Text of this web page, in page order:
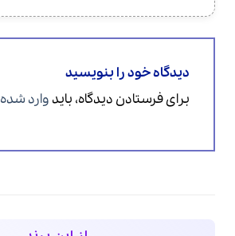
دیدگاه خود را بنویسید
برای فرستادن دیدگاه، باید وارد شده